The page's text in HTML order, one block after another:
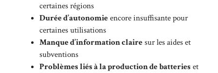
certaines régions
Durée d’autonomieencore insuffisante pour
certaines utilisations
Manque d’information clairesur les aides et
subventions
Problèmes liés à la production de batteries et